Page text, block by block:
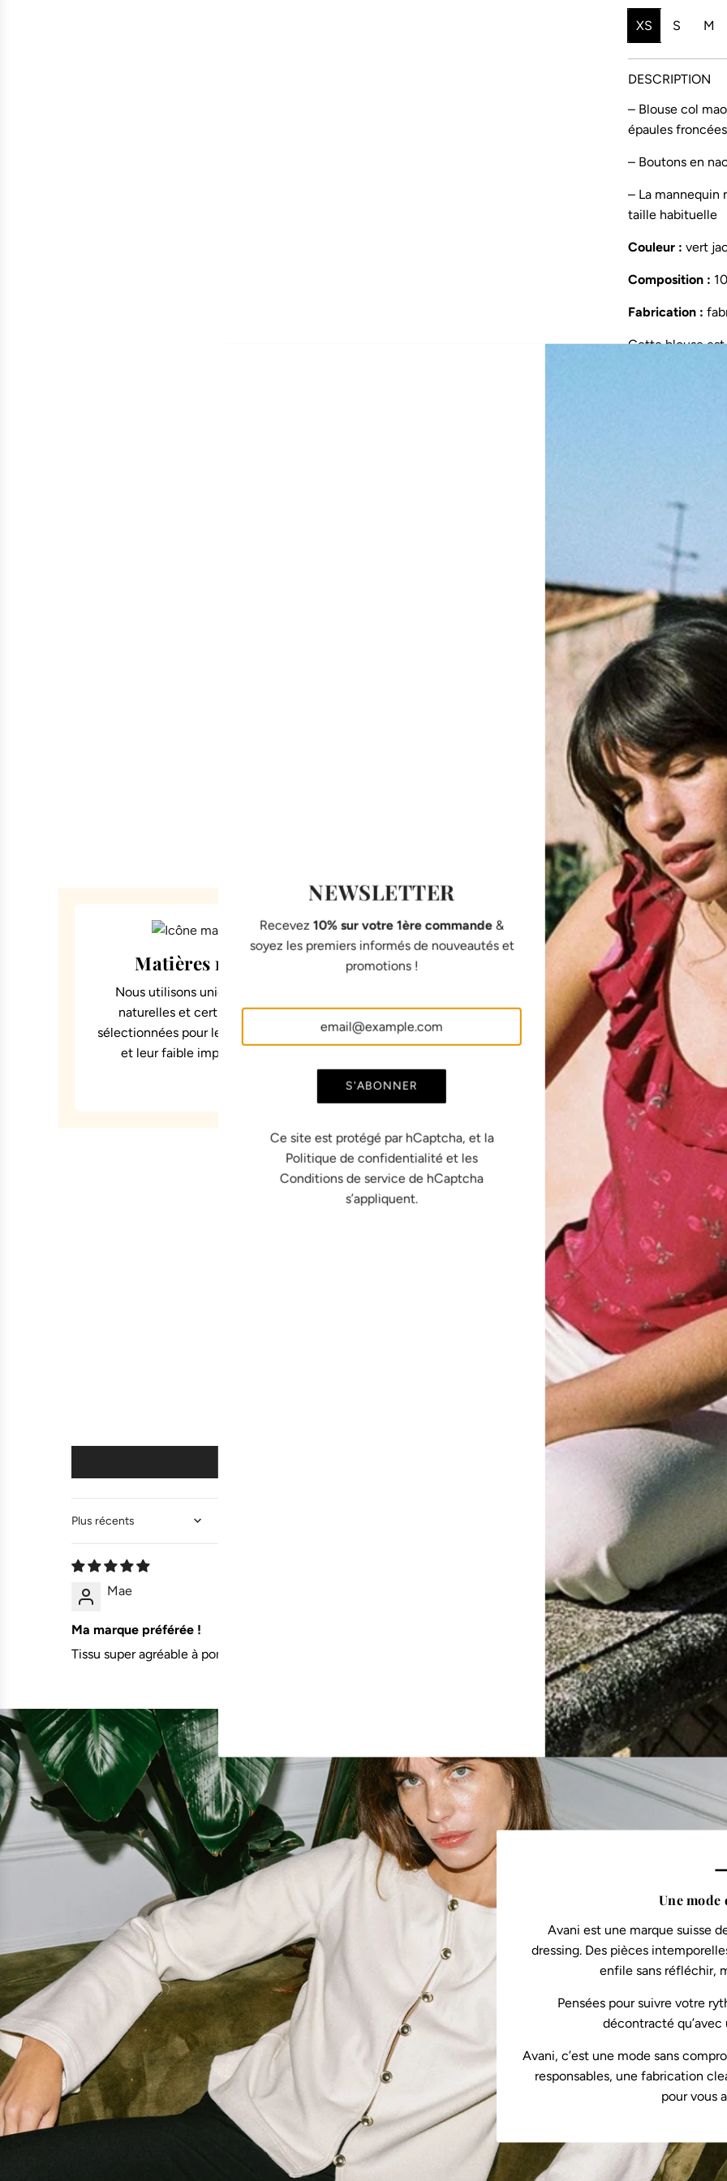
n
s
o
l
d
e
é
g
u
l
i
e
r
XS
S M
DESCRIPTION
– Blouse col
épaules froncées
– Boutons en
– La mannequin
taille habituelle
Couleur : vert
Composition :
Fabrication :
Cette blouse est
fois confortable
confectionnée
partagent notre
QUANTITÉ
SHARE
Matières responsables
Nous utilisons uniquement des matières
naturelles et certifiées, soigneusement
sélectionnées pour leur confort, leur durabilité
et leur faible impact environnemental.
Fabrication européenne
Toutes nos pièces sont imaginées en Suisse et
fabriquées en France et au Portugal, dans des
ateliers responsables que nous connaissons
personnellement et qui excellent dans leur
domaine.
Avis Clients
5.00 sur 5
Basé sur 1 avis
1
0
0
0
Sort by
Mae
Ma marque préférée !
Tissu super agréable à porter, l'effet brillant rajoute un petit quelque chose charmant! Coupe flatteuse !
Une mode
Avani est une marque suisse
dressing. Des pièces
enfile sans réfléchir,
Pensées pour suivre votre
décontracté qu’avec
Avani, c’est une mode sans
responsables, une fabrication
pour vous
NEWSLETTER
Recevez 10% sur votre 1ère commande&
soyez les premiers informés de nouveautés et
promotions !
S'ABONNER
Ce site est protégé par hCaptcha, et la
Politique de confidentialitéet les
Conditions de servicede hCaptcha
s’appliquent.